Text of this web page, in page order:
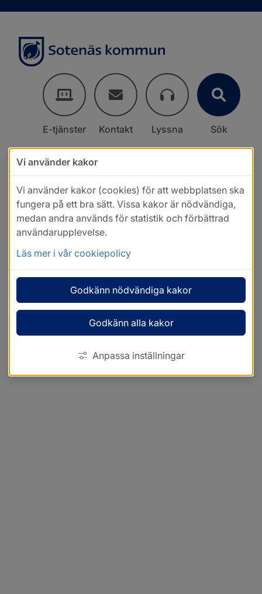
E-tjänster Kontakt Lyssna Sök
Vi använder kakor
Vi använder kakor (cookies) för att webbplatsen ska
fungera på ett bra sätt. Vissa kakor är nödvändiga,
medan andra används för statistik och förbättrad
användarupplevelse.
Läs mer i vår cookiepolicy
Godkänn nödvändiga kakor
Godkänn alla kakor
Anpassa inställningar